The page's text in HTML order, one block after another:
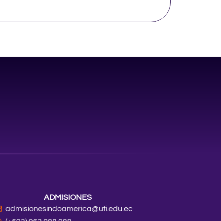
ADMISIONES
admisionesindoamerica@uti.edu.ec